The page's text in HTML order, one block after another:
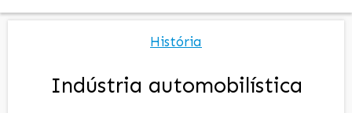
História
Indústria automobilística